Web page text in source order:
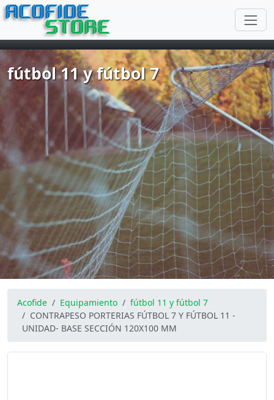
ACOFIDE
STORE
fútbol 11 y fútbol 7
Acofide Equipamiento
fútbol 11 y fútbol 7
CONTRAPESO PORTERIAS FÚTBOL 7 Y FÚTBOL 11 -
UNIDAD- BASE SECCIÓN 120X100 MM